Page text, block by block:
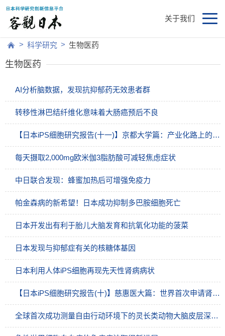
关于我们
> 科学研究 > 生物医药
生物医药
AI分析脑数据，发现抗抑郁药无效患者群
转移性淋巴结纤维化意味着大肠癌预后不良
【日本iPS细胞研究报告(十一)】京都大学篇：产业化路上的狭道相逢
每天摄取2,000mg欧米伽3脂肪酸可减轻焦虑症状
中日联合发现：蜂蜜加热后可增强免疫力
帕金森病的新希望！日本成功抑制多巴胺细胞死亡
日本开发出有利于胎儿大脑发育和抗氧化功能的菠菜
日本发现与抑郁症有关的核糖体基因
日本利用人体iPS细胞再现先天性肾病病状
【日本iPS细胞研究报告(十)】慈惠医大篇：世界首次申请肾脏再生临床试验
全球首次成功测量自由行动环境下的灵长类动物大脑皮层深层神经活动